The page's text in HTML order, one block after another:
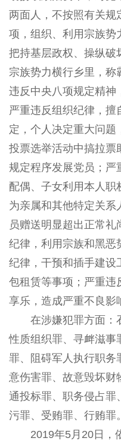
两面人，不按照有关规
项，组织、利用宗族势
把持基层政权、操纵破
宗族势力横行乡里，称
违反中央八项规定精神
严重违反组织纪律，
定，个人决定重大问题
投票选举活动中搞拉票
规定程序发展党员；严
配偶、子女利用本人职
为亲属和其他特定关系
员赠送明显超出正常
纪律，利用宗族和黑恶
纪律，干预和插手建设
包租赁等事项；严重违
享乐，造成严重不良影
在涉嫌犯罪方面：
性质组织罪、寻衅滋事
罪、阻碍军人执行职务
意伤害罪、故意毁坏财
通投标罪、职务侵占罪
污罪、受贿罪、行贿罪。
2019年5月20日，依